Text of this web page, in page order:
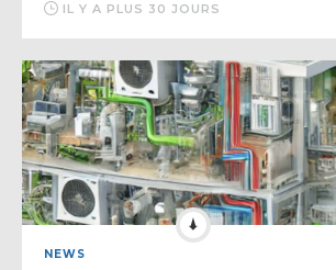
IL Y A PLUS 30 JOURS
NEWS